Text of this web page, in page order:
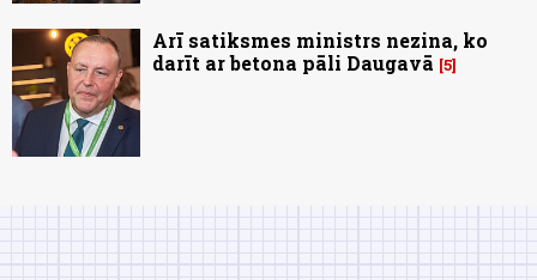
Arī satiksmes ministrs nezina, ko
darīt ar betona pāli Daugavā 5